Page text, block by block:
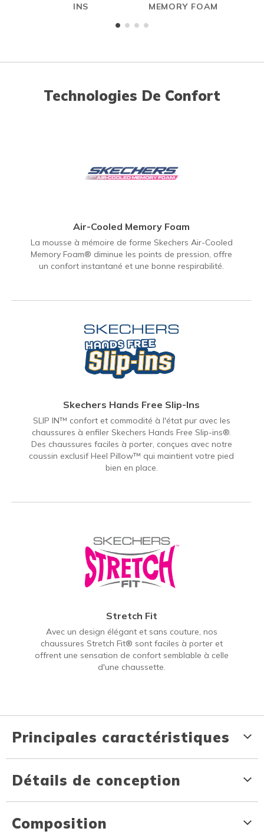
INS
MEMORY FOAM
Technologies De Confort
Air-Cooled Memory Foam
La mousse à mémoire de forme Skechers Air-Cooled
Memory Foam® diminue les points de pression, offre
un confort instantané et une bonne respirabilité.
Skechers Hands Free Slip-Ins
SLIP IN™ confort et commodité à l'état pur avec les
chaussures à enfiler Skechers Hands Free Slip-ins®.
Des chaussures faciles à porter, conçues avec notre
coussin exclusif Heel Pillow™ qui maintient votre pied
bien en place.
Stretch Fit
Avec un design élégant et sans couture, nos
chaussures Stretch Fit® sont faciles à porter et
offrent une sensation de confort semblable à celle
d'une chaussette.
Principales caractéristiques
Détails de conception
Composition